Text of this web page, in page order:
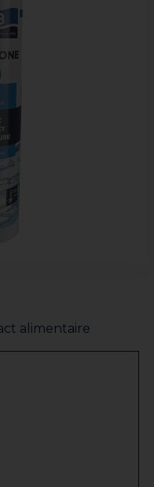
alimentaire